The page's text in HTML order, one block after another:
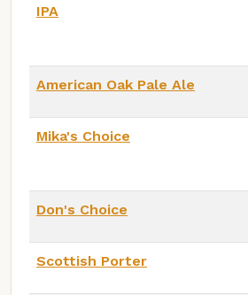
IPA
American Oak Pale Ale
Mika's Choice
Don's Choice
Scottish Porter